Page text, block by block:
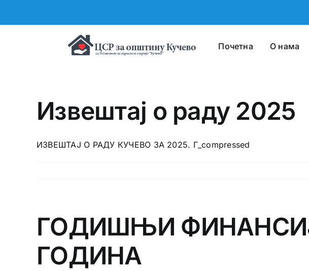
Почетна О нама
Извештај о раду 2025
ИЗВЕШТАЈ О РАДУ КУЧЕВО ЗА 2025. Г_compressed
ГОДИШЊИ
ГОДИНА